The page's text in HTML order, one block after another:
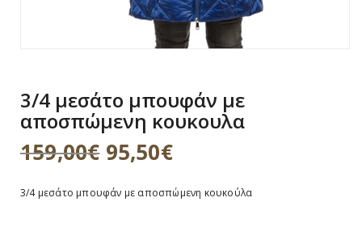
3/4 μεσάτο μπουφάν με
αποσπώμενη κουκουλα
159,00€ 95,50€
3/4 μεσάτο μπουφάν με αποσπώμενη κουκούλα